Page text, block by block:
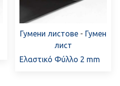
Гумени листове- Гумен
лист
Ελαστικό Φύλλο 2 mm